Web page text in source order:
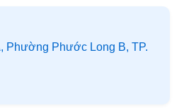
Phường Phước Long B, TP.